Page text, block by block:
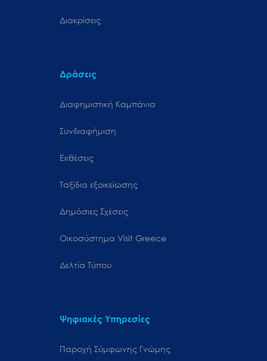
Διακρίσεις
Δράσεις
Διαφημιστική Καμπάνια
Συνδιαφήμιση
Εκθέσεις
Ταξίδια εξοικείωσης
Δημόσιες Σχέσεις
Oικοσύστημα Visit Greece
Δελτία Τύπου
Ψηφιακές Υπηρεσίες
Παροχή Σύμφωνης Γνώμης